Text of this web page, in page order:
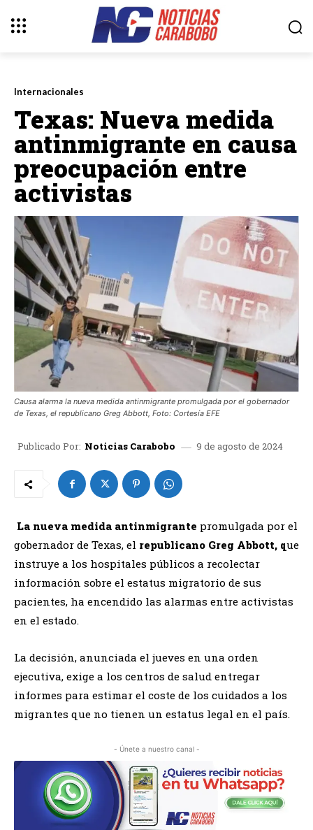
Internacionales
Texas: Nueva medida
antinmigrante en causa
preocupación entre
activistas
Causa alarma la nueva medida antinmigrante promulgada por el gobernador
de Texas, el republicano Greg Abbott, Foto: Cortesía EFE
Publicado Por: Noticias Carabobo 9 de agosto de 2024
La nueva medida antinmigrante promulgada por el
gobernador de Texas, el republicano Greg Abbott, que
instruye a los hospitales públicos a recolectar
información sobre el estatus migratorio de sus
pacientes, ha encendido las alarmas entre activistas
en el estado.
La decisión, anunciada el jueves en una orden
ejecutiva, exige a los centros de salud entregar
informes para estimar el coste de los cuidados a los
migrantes que no tienen un estatus legal en el país.
- Únete a nuestro canal -